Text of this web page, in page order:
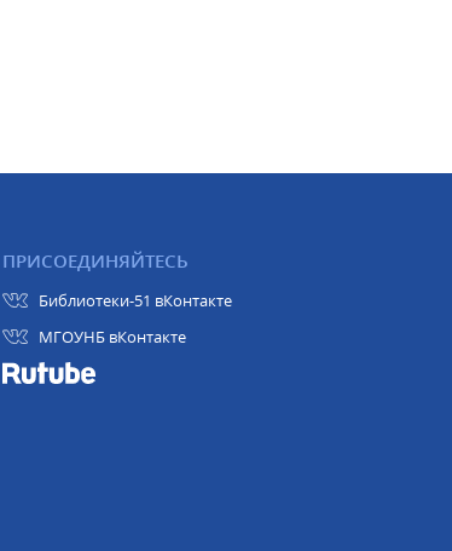
ПРИСОЕДИНЯЙТЕСЬ
Библиотеки-51 вКонтакте
МГОУНБ вКонтакте